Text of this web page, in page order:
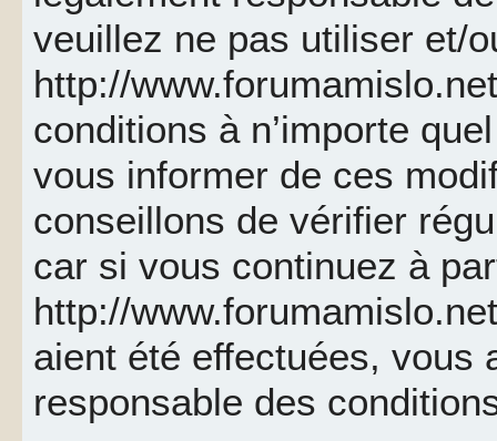
veuillez ne pas utiliser et/
http://
conditions à n’importe
vous informer de ces
conseillons de vérifier
car si vous continuez à
http://
aient été effectuées, vous
responsable des